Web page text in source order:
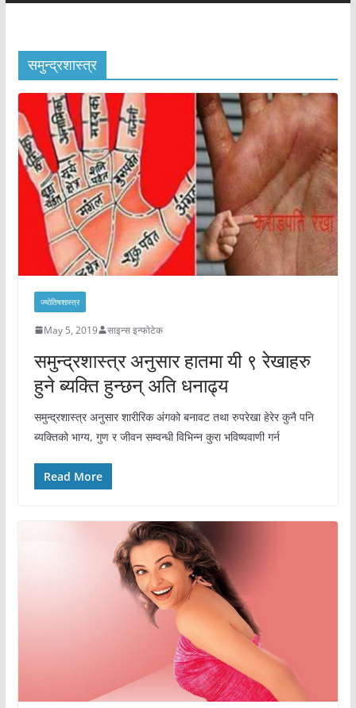
समुन्द्रशास्त्र
ज्योतिषशास्त्र
May 5, 2019 साइन्स इन्फोटेक
समुन्द्रशास्त्र अनुसार हातमा यी ९ रेखाहरु
हुने ब्यक्ति हुन्छन् अति धनाढ्य
समुन्द्रशास्त्र अनुसार शारीरिक अंगको बनावट तथा रुपरेखा हेरेर कुनै पनि
ब्यक्तिको भाग्य, गुण र जीवन सम्वन्धी विभिन्न कुरा भविष्यवाणी गर्न
Read More